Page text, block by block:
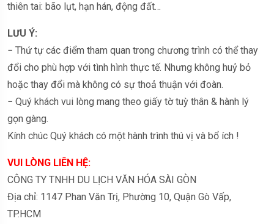
thiên tai: bão lụt, hạn hán, động đất…
LƯU Ý:
− Thứ tự các điểm tham quan trong chương trình có thể thay
đổi cho phù hợp với tình hình thực tế. Nhưng không huỷ bỏ
hoặc thay đổi mà không có sự thoả thuận với đoàn.
− Quý khách vui lòng mang theo giấy tờ tuỳ thân & hành lý
gọn gàng.
Kính chúc Quý khách có một hành trình thú vị và bổ ích !
VUI LÒNG LIÊN HỆ:
CÔNG TY TNHH DU LỊCH VĂN HÓA SÀI GÒN
Địa chỉ: 1147 Phan Văn Trị, Phường 10, Quận Gò Vấp,
TP.HCM